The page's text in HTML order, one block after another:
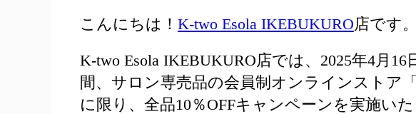
こんにちは！ K-two Esola IKEBUKURO店です。
K-two Esola IKEBUKURO店では、2025年4月
間、サロン専売品の会員制オンラインストア
に限り、全品10％OFFキャンペーンを実施いた